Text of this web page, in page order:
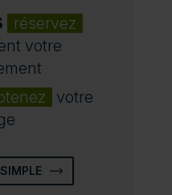
réservez
votre
votre